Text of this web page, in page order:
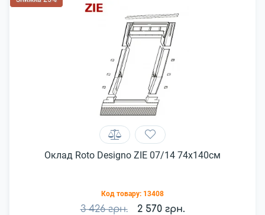
Оклад Roto Designo ZIE 07/14 74x140см
Код товару: 13408
3 426 грн. 2 570 грн.